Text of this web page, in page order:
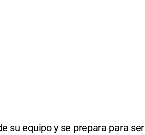
su equipo y se prepara para ser